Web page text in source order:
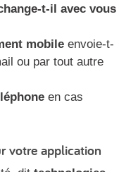
t-il avec vous
mobile envoie-t-
ou par tout autre
en cas
votre application